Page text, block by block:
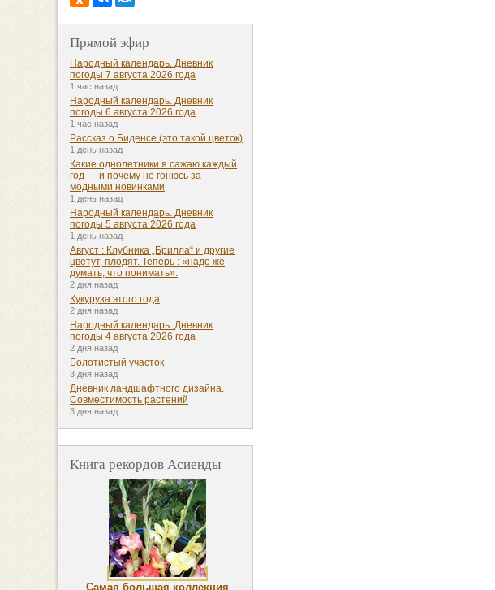
Прямой эфир
Народный календарь. Дневник
погоды 7 августа 2026 года
1 час назад
Народный календарь. Дневник
погоды 6 августа 2026 года
1 час назад
Рассказ о Биденсе (это такой цветок)
1 день назад
Какие однолетники я сажаю каждый
год — и почему не гонюсь за
модными новинками
1 день назад
Народный календарь. Дневник
погоды 5 августа 2026 года
1 день назад
Август : Клубника „Брилла“ и другие
цветут, плодят. Теперь : «надо же
думать, что понимать».
2 дня назад
Кукуруза этого года
2 дня назад
Народный календарь. Дневник
погоды 4 августа 2026 года
2 дня назад
Болотистый участок
3 дня назад
Дневник ландшафтного дизайна.
Совместимость растений
3 дня назад
Книга рекордов Асиенды
Самая большая коллекция